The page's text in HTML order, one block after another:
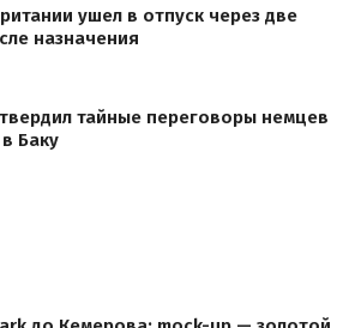
ушел в отпуск через две
назначения
тайные переговоры немцев
Баку